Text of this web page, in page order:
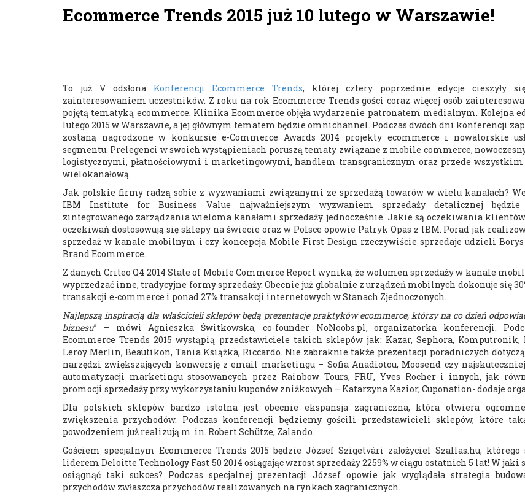
Ecommerce Trends 2015 już 10 lutego w Warszawie!
To już V odsłona Konferencji Ecommerce Trends, której cztery poprzednie edycje cieszyły
zainteresowaniem uczestników. Z roku na rok Ecommerce Trends gości coraz więcej osób
pojętą tematyką ecommerce. Klinika Ecommerce objęła wydarzenie patronatem medialnym. Kolejna
lutego 2015 w Warszawie, a jej głównym tematem będzie omnichannel. Podczas dwóch dni konferencji
zostaną nagrodzone w konkursie e-Commerce Awards 2014 projekty ecommerce i nowatorskie
segmentu. Prelegenci w swoich wystąpieniach poruszą tematy związane z mobile commerce,
logistycznymi, płatnościowymi i marketingowymi, handlem transgranicznym oraz przede wszystkim
wielokanałową.
Jak polskie firmy radzą sobie z wyzwaniami związanymi ze sprzedażą towarów w wielu kanałach?
IBM Institute for Business Value najważniejszym wyzwaniem sprzedaży detalicznej będzie
zintegrowanego zarządzania wieloma kanałami sprzedaży jednocześnie. Jakie są oczekiwania
oczekiwań dostosowują się sklepy na świecie oraz w Polsce opowie Patryk Opas z IBM. Porad jak
sprzedaż w kanale mobilnym i czy koncepcja Mobile First Design rzeczywiście sprzedaje udzieli Borys
Brand Ecommerce.
Z danych Criteo Q4 2014 State of Mobile Commerce Report wynika, że wolumen sprzedaży w kanale
wyprzedzać inne, tradycyjne formy sprzedaży. Obecnie już globalnie z urządzeń mobilnych dokonuje się
transakcji e-commerce i ponad 27% transakcji internetowych w Stanach Zjednoczonych.
Najlepszą inspiracją dla właścicieli sklepów będą prezentacje praktyków ecommerce, którzy na co dzień
biznesu” – mówi Agnieszka Świtkowska, co-founder NoNoobs.pl, organizatorka konferencji.
Ecommerce Trends 2015 wystąpią przedstawiciele takich sklepów jak: Kazar, Sephora,
Leroy Merlin, Beautikon, Tania Książka, Riccardo. Nie zabraknie także prezentacji poradniczych
narzędzi zwiększających konwersję z email marketingu – Sofia Anadiotou, Moosend czy
automatyzacji marketingu stosowancych przez Rainbow Tours, FRU, Yves Rocher i innych, jak
promocji sprzedaży przy wykorzystaniu kuponów zniżkowych – Katarzyna Kazior, Cuponation- dodaje
Dla polskich sklepów bardzo istotna jest obecnie ekspansja zagraniczna, która otwiera
zwiększenia przychodów. Podczas konferencji będziemy gościli przedstawicieli sklepów, które
powodzeniem już realizują m. in. Robert Schütze, Zalando.
Gościem specjalnym Ecommerce Trends 2015 będzie József Szigetvári założyciel Szallas.hu, którego
liderem Deloitte Technology Fast 50 2014 osiągając wzrost sprzedaży 2259% w ciągu ostatnich 5 lat! W jaki
osiągnąć taki sukces? Podczas specjalnej prezentacji József opowie jak wyglądała strategia
przychodów zwłaszcza przychodów realizowanych na rynkach zagranicznych.